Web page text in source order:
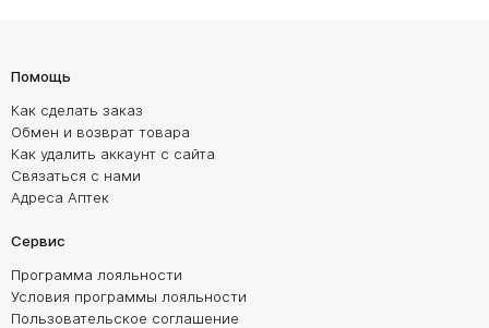
Помощь
Как сделать заказ
Обмен и возврат товара
Как удалить аккаунт с сайта
Связаться с нами
Адреса Аптек
Сервис
Программа лояльности
Условия программы лояльности
Пользовательское соглашение